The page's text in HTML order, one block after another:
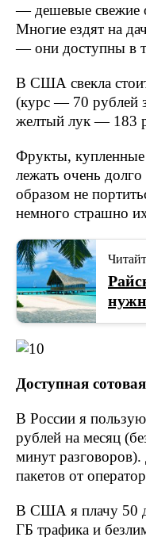
— дешевые свежие
Многие ездят на
— они доступны в
В США свекла
(курс — 70 рублей
желтый лук — 183
Фрукты,
лежать очень
образом не
немного страшно
Доступная
В России я
рублей на месяц
минут
пакетов от
В США я плачу 50
ГБ трафика и